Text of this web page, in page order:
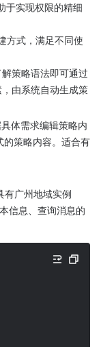
于实现权限的精细
方式，满足不同使
策略语法即可通过
由系统自动生成策
体需求编辑策略内
策略内容。适合有
有广州地域实例
信息、查询消息的